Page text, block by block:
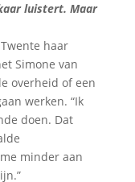
luistert. Maar
haar
Simone van
overheid of een
werken. “Ik
doen. Dat
minder aan